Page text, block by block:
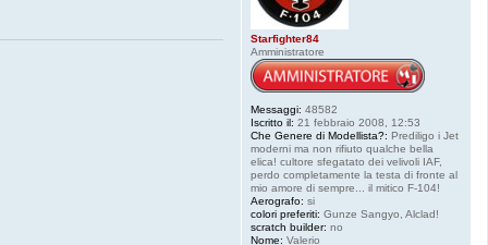
Starfighter84
Amministratore
Messaggi: 48582
Iscritto il: 21 febbraio 2008, 12:53
Che Genere di Modellista?: Prediligo i Jet
moderni ma non rifiuto qualche bella
elica! cultore sfegatato dei velivoli IAF,
perdo completamente la testa di fronte al
mio amore di sempre... il mitico F-104!
Aerografo: si
colori preferiti: Gunze Sangyo, Alclad!
scratch builder: no
Nome: Valerio